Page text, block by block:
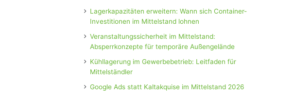
Lagerkapazitäten erweitern: Wann sich Container-
Investitionen im Mittelstand lohnen
Veranstaltungssicherheit im Mittelstand:
Absperrkonzepte für temporäre Außengelände
Kühllagerung im Gewerbebetrieb: Leitfaden für
Mittelständler
Google Ads statt Kaltakquise im Mittelstand 2026